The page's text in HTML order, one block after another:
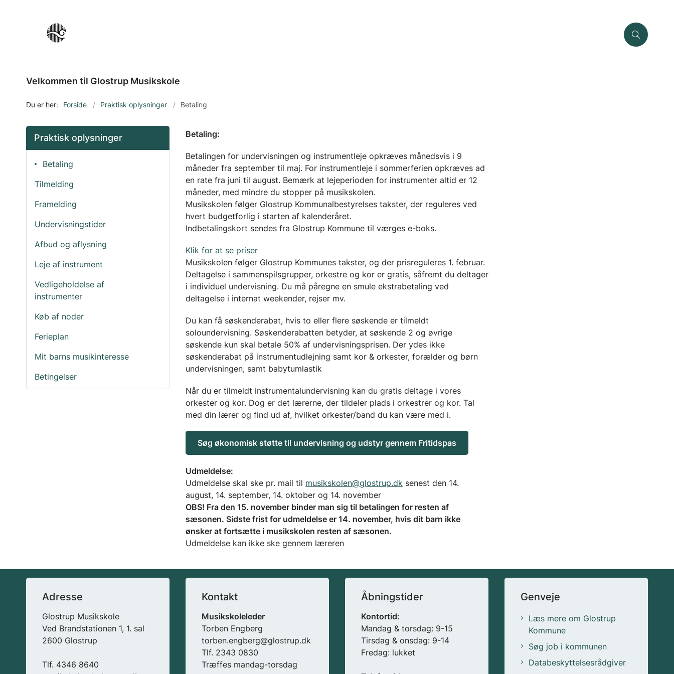
Velkommen til Glostrup Musikskole
Du er her: Forside Praktisk oplysninger Betaling
Praktisk oplysninger
Betaling
Tilmelding
Framelding
Undervisningstider
Afbud og aflysning
Leje af instrument
Vedligeholdelse af
instrumenter
Køb af noder
Ferieplan
Mit barns musikinteresse
Betingelser
Betaling:
Betalingen for undervisningen og instrumentleje opkræves månedsvis i 9
måneder fra september til maj. For instrumentleje i sommerferien opkræves ad
en rate fra juni til august. Bemærk at lejeperioden for instrumenter altid er 12
måneder, med mindre du stopper på musikskolen.
Musikskolen følger Glostrup Kommunalbestyrelses takster, der reguleres ved
hvert budgetforlig i starten af kalenderåret.
Indbetalingskort sendes fra Glostrup Kommune til værges e-boks.
Klik for at se priser
Musikskolen følger Glostrup Kommunes takster, og der prisreguleres 1. februar.
Deltagelse i sammenspilsgrupper, orkestre og kor er gratis, såfremt du deltager
i individuel undervisning. Du må påregne en smule ekstrabetaling ved
deltagelse i internat weekender, rejser mv.
Du kan få søskenderabat, hvis to eller flere søskende er tilmeldt
soloundervisning. Søskenderabatten betyder, at søskende 2 og øvrige
søskende kun skal betale 50% af undervisningsprisen. Der ydes ikke
søskenderabat på instrumentudlejning samt kor & orkester, forælder og børn
undervisningen, samt babytumlastik
Når du er tilmeldt instrumentalundervisning kan du gratis deltage i vores
orkester og kor. Dog er det lærerne, der tildeler plads i orkestrer og kor. Tal
med din lærer og find ud af, hvilket orkester/band du kan være med i.
Søg økonomisk støtte til undervisning og udstyr gennem Fritidspas
Udmeldelse:
Udmeldelse skal ske pr. mail til musikskolen@glostrup.dk senest den 14.
august, 14. september, 14. oktober og 14. november
OBS! Fra den 15. november binder man sig til betalingen for resten af
sæsonen. Sidste frist for udmeldelse er 14. november, hvis dit barn ikke
ønsker at fortsætte i musikskolen resten af sæsonen.
Udmeldelse kan ikke ske gennem læreren
Adresse
Glostrup Musikskole
Ved Brandstationen 1, 1. sal
2600 Glostrup
Tlf. 4346 8640
Kontakt
Musikskoleleder
Torben Engberg
torben.engberg@glostrup.dk
Tlf. 2343 0830
Træffes mandag-torsdag
Åbningstider
Kontortid:
Mandag & torsdag: 9-15
Tirsdag & onsdag: 9-14
Fredag: lukket
Genveje
Læs mere om Glostrup
Kommune
Søg job i kommunen
Databeskyttelsesrådgiver